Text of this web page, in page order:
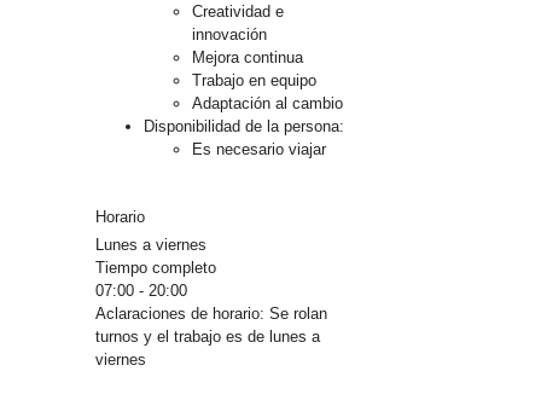
Creatividad e
innovación
Mejora continua
Trabajo en equipo
Adaptación al cambio
Disponibilidad de la persona:
Es necesario viajar
Horario
Lunes a viernes
Tiempo completo
07:00 - 20:00
Aclaraciones de horario: Se rolan
turnos y el trabajo es de lunes a
viernes